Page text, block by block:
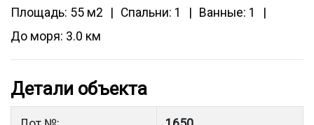
Площадь: 55 м2 Спальни: 1
Ванные: 1
До моря: 3.0 км
Детали объекта